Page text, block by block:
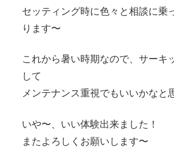
セッティング時に色々と相談に乗
ります〜
これから暑い時期なので、サーキ
して
メンテナンス重視でもいいかなと
いや〜、いい体験出来ました！
またよろしくお願いします〜